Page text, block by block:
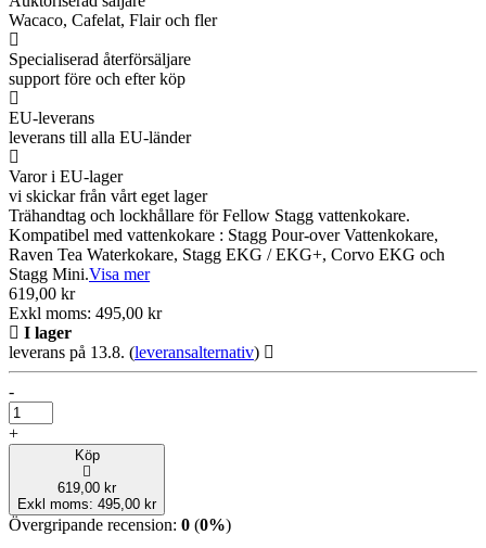
Wacaco, Cafelat, Flair och fler
Specialiserad återförsäljare
support före och efter köp
EU-leverans
leverans till alla EU-länder
Varor i EU-lager
vi skickar från vårt eget lager
Trähandtag och lockhållare för Fellow Stagg vattenkokare.
Kompatibel med vattenkokare : Stagg Pour-over Vattenkokare,
Raven Tea Waterkokare, Stagg EKG / EKG+, Corvo EKG och
Stagg Mini.Visa mer
619,00 kr
Exkl moms: 495,00 kr
I lager
leverans på 13.8. (leveransalternativ)
-
+
Köp
619,00 kr
Exkl moms: 495,00 kr
Övergripande recension: 0 (0%)